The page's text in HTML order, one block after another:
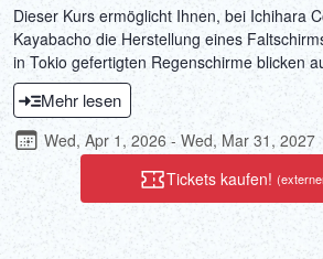
Dieser Kurs ermöglicht Ihnen, bei Ichihara
Kayabacho die Herstellung eines
in Tokio gefertigten Regenschirme blicken
jährige Geschichte zurück und sind für ihre
Langlebigkeit bekannt. Ichihara Co., Ltd.
Schirmherstellungstechniken seit rund 80
heute noch Schirme, die von der aktuellen
sind. Hier können Sie die filigrane
Schirmherstellung, die Traditionen der
kreative Erfahrung erleben, mit Ihren
modisches Accessoire zu schaffen.
Mehr lesen
Wed, Apr 1, 2026 - Wed, Mar 31, 2027
Tickets kaufen!